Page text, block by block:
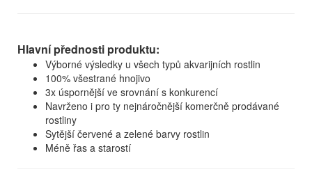
Hlavní přednosti produktu:
Výborné výsledky u všech typů akvarijních rostlin
100% všestrané hnojivo
3x úspornější ve srovnání s konkurencí
Navrženo i pro ty nejnáročnější komerčně prodávané
rostliny
Sytější červené a zelené barvy rostlin
Méně řas a starostí